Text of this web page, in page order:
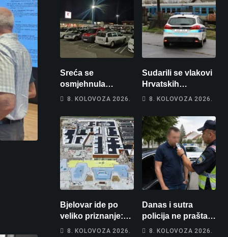
Sreća se
osmjehnula
Bjelovarčaninu:
eura, a osvojio
više od 80 tisuća
eura
8. KOLOVOZA 2026.
Sudarili se vlakovi
Hrvatskih
željeznica. Šestero
ozlijeđeno, mlađa
žena na
intenzivnoj
8. KOLOVOZA 2026.
Bjelovar ide po
veliko priznanje:
Hrebak danas u
8. KOLOVOZA 2026.
Danas i sutra
policija ne prašta:
Na cestama su
8. KOLOVOZA 2026.